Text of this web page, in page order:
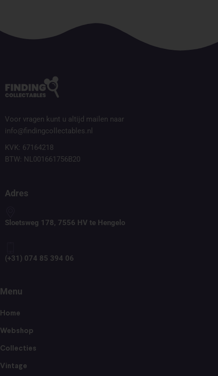
Voor vragen kunt u altijd mailen naar
info@findingcollectables.nl
KVK: 67164218
BTW: NL001661756B20
Adres
Sloetsweg 178, 7556 HV te Hengelo
(+31) 074 85 394 06
Menu
Home
Webshop
Collecties
Vintage